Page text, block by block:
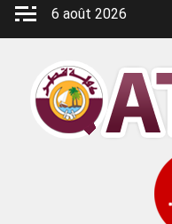
Aller
6 août 2026